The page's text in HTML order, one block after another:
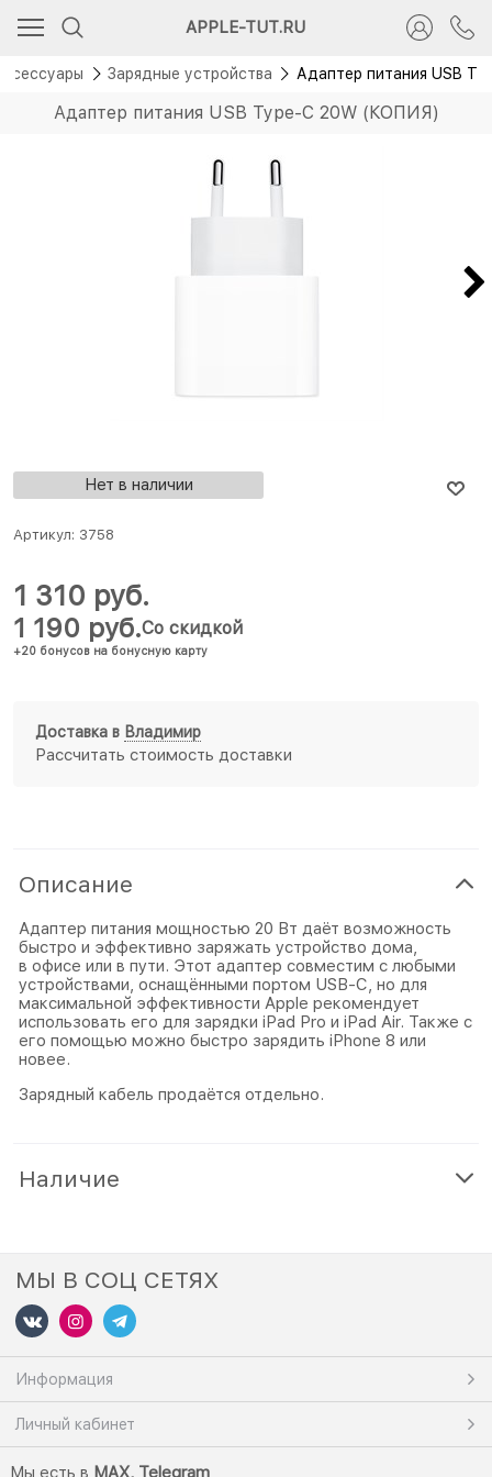
APPLE-TUT.RU
Зарядные устройства Адаптер питания USB
Адаптер питания USB Type-C 20W (КОПИЯ)
Нет в наличии
Артикул: 3758
1 190 руб.
+20 бонусов на бонусную карту
Со скидкой
1 310 руб.
Доставка в Владимир
Рассчитать стоимость доставки
Описание
Адаптер питания мощностью 20 Вт даёт возможность
быстро и эффективно заряжать устройство дома,
в офисе или в пути. Этот адаптер совместим с любыми
устройствами, оснащёнными портом USB-C, но для
максимальной эффективности Apple рекомендует
использовать его для зарядки iPad Pro и iPad Air. Также с
его помощью можно быстро зарядить iPhone 8 или
новее.
Зарядный кабель продаётся отдельно.
Наличие
МЫ В СОЦ СЕТЯХ
Информация
Личный кабинет
Мы есть в MAX, Telegram